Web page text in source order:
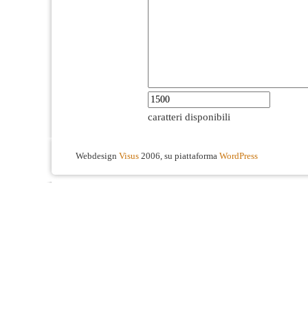
caratteri disponibili
Webdesign Visus 2006, su piattaforma WordPress